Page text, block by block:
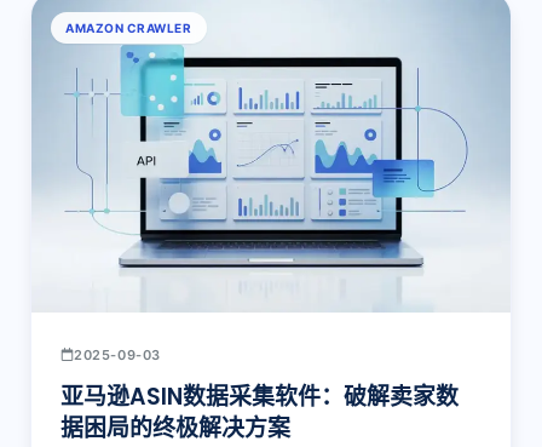
AMAZON CRAWLER
2025-09-03
亚马逊ASIN数据采集软件：破解卖家数
据困局的终极解决方案